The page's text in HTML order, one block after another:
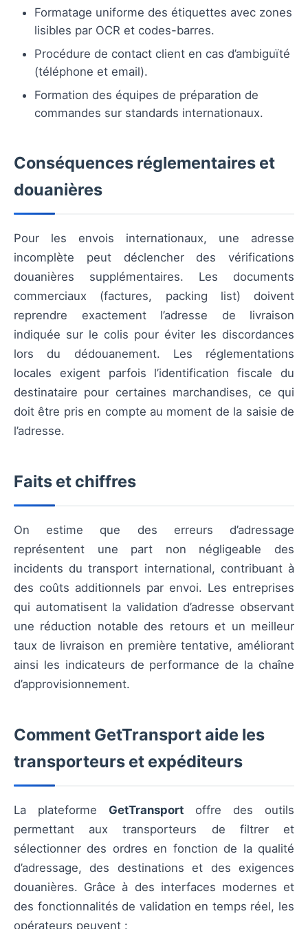
Formatage uniforme des étiquettes avec zones
lisibles par OCR et codes-barres.
Procédure de contact client en cas d’ambiguïté
(téléphone et email).
Formation des équipes de préparation de
commandes sur standards internationaux.
Conséquences réglementaires et
douanières
Pour les envois internationaux, une adresse
incomplète peut déclencher des vérifications
douanières supplémentaires. Les documents
commerciaux (factures, packing list) doivent
reprendre exactement l’adresse de livraison
indiquée sur le colis pour éviter les discordances
lors du dédouanement. Les réglementations
locales exigent parfois l’identification fiscale du
destinataire pour certaines marchandises, ce qui
doit être pris en compte au moment de la saisie de
l’adresse.
Faits et chiffres
On estime que des erreurs d’adressage
représentent une part non négligeable des
incidents du transport international, contribuant à
des coûts additionnels par envoi. Les entreprises
qui automatisent la validation d’adresse observant
une réduction notable des retours et un meilleur
taux de livraison en première tentative, améliorant
ainsi les indicateurs de performance de la chaîne
d’approvisionnement.
Comment GetTransport aide les
transporteurs et expéditeurs
La plateforme GetTransport offre des outils
permettant aux transporteurs de filtrer et
sélectionner des ordres en fonction de la qualité
d’adressage, des destinations et des exigences
douanières. Grâce à des interfaces modernes et
des fonctionnalités de validation en temps réel, les
opérateurs peuvent :